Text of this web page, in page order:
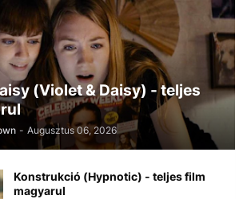
(Violet & Daisy) - teljes
- Augusztus 06, 2026
Konstrukció (Hypnotic) - teljes film
magyarul